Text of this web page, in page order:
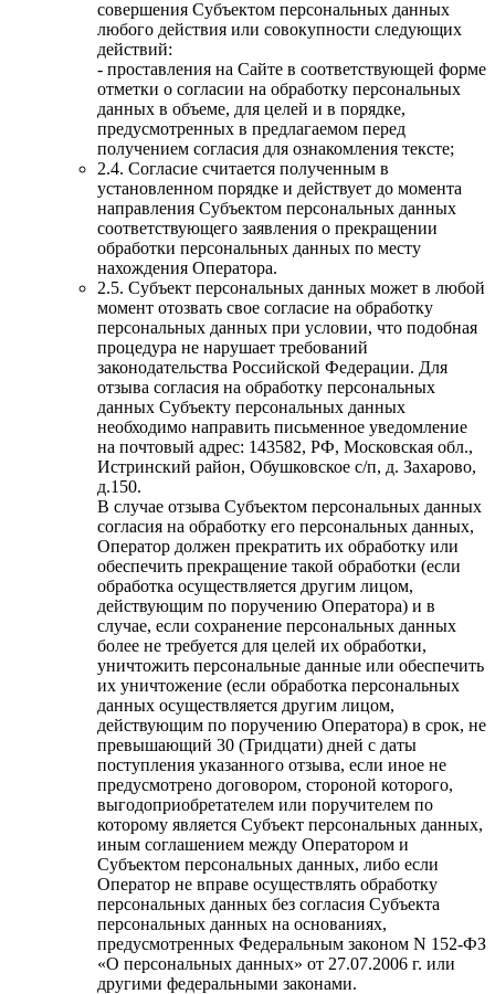
совершения Субъектом персональных данных
любого действия или совокупности следующих
действий:
- проставления на Сайте в соответствующей форме
отметки о согласии на обработку персональных
данных в объеме, для целей и в порядке,
предусмотренных в предлагаемом перед
получением согласия для ознакомления тексте;
2.4. Согласие считается полученным в
установленном порядке и действует до момента
направления Субъектом персональных данных
соответствующего заявления о прекращении
обработки персональных данных по месту
нахождения Оператора.
2.5. Субъект персональных данных может в любой
момент отозвать свое согласие на обработку
персональных данных при условии, что подобная
процедура не нарушает требований
законодательства Российской Федерации. Для
отзыва согласия на обработку персональных
данных Субъекту персональных данных
необходимо направить письменное уведомление
на почтовый адрес: 143582, РФ, Московская обл.,
Истринский район, Обушковское с/п, д. Захарово,
д.150.
В случае отзыва Субъектом персональных данных
согласия на обработку его персональных данных,
Оператор должен прекратить их обработку или
обеспечить прекращение такой обработки (если
обработка осуществляется другим лицом,
действующим по поручению Оператора) и в
случае, если сохранение персональных данных
более не требуется для целей их обработки,
уничтожить персональные данные или обеспечить
их уничтожение (если обработка персональных
данных осуществляется другим лицом,
действующим по поручению Оператора) в срок, не
превышающий 30 (Тридцати) дней с даты
поступления указанного отзыва, если иное не
предусмотрено договором, стороной которого,
выгодоприобретателем или поручителем по
которому является Субъект персональных данных,
иным соглашением между Оператором и
Субъектом персональных данных, либо если
Оператор не вправе осуществлять обработку
персональных данных без согласия Субъекта
персональных данных на основаниях,
предусмотренных Федеральным законом N 152-ФЗ
«О персональных данных» от 27.07.2006 г. или
другими федеральными законами.